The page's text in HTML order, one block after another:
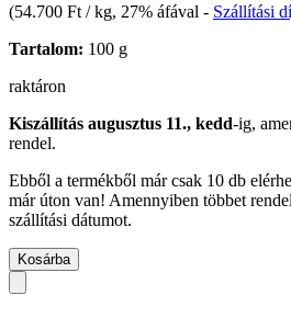
(54.700 Ft / kg, 27% áfával - Szállítási
Tartalom: 100 g
raktáron
Kiszállítás augusztus 11., kedd-ig,
rendel.
Ebből a termékből már csak 10 db
már úton van! Amennyiben többet
szállítási dátumot.
Kosárba